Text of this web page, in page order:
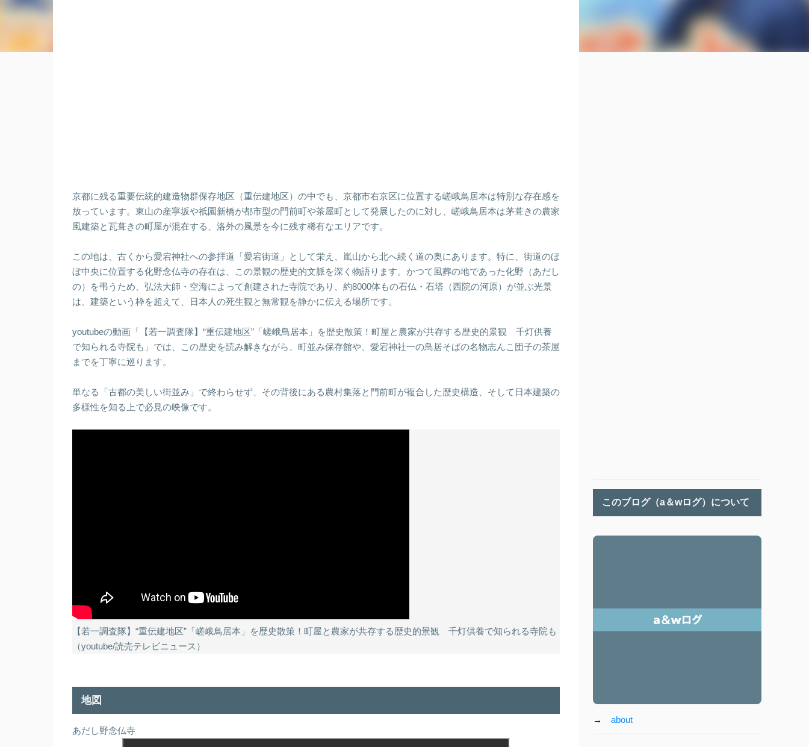
京都に残る重要伝統的建造物群保存地区（重伝建地区）の中でも、京都市右京区に位置する嵯峨鳥居本は特別な存在感を
放っています。東山の産寧坂や祇園新橋が都市型の門前町や茶屋町として発展したのに対し、嵯峨鳥居本は茅葺きの農家
風建築と瓦葺きの町屋が混在する、洛外の風景を今に残す稀有なエリアです。
この地は、古くから愛宕神社への参拝道「愛宕街道」として栄え、嵐山から北へ続く道の奥にあります。特に、街道のほ
ぼ中央に位置する化野念仏寺の存在は、この景観の歴史的文脈を深く物語ります。かつて風葬の地であった化野（あだし
の）を弔うため、弘法大師・空海によって創建された寺院であり、約8000体もの石仏・石塔（西院の河原）が並ぶ光景
は、建築という枠を超えて、日本人の死生観と無常観を静かに伝える場所です。
youtubeの動画「【若一調査隊】“重伝建地区”「嵯峨鳥居本」を歴史散策！町屋と農家が共存する歴史的景観 千灯供養
で知られる寺院も」では、この歴史を読み解きながら、町並み保存館や、愛宕神社一の鳥居そばの名物志んこ団子の茶屋
までを丁寧に巡ります。
単なる「古都の美しい街並み」で終わらせず、その背後にある農村集落と門前町が複合した歴史構造、そして日本建築の
多様性を知る上で必見の映像です。
【若一調査隊】“重伝建地区”「嵯峨鳥居本」を歴史散策！町屋と農家が共存する歴史的景観 千灯供養で知られる寺院も
（youtube/読売テレビニュース）
地図
あだし野念仏寺
このブログ（a＆wログ）について
→ about